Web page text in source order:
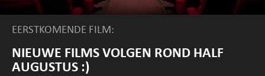
EERSTKOMENDE FILM:
NIEUWE FILMS VOLGEN ROND HALF
AUGUSTUS :)